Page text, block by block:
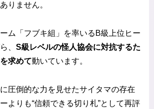
りません。
ム「フブキ組」を率いるB級上位ヒー
、 S級レベルの怪人協会に対抗するた
求めて動いています。
圧倒的な力を見せたサイタマの存在
よりも“信頼できる切り札”として再評